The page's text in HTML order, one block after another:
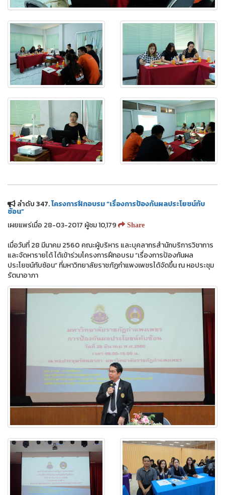
ลำดับ 347.โครงการฝึกอบรม “เรื่องการป้องกันผลประโยชน์ทับ
ซ้อน”
เผยแพร่เมื่อ 28-03-2017 ผู้ชม 10,179
Share
เมื่อวันที่ 28 มีนาคม 2560 คณะผู้บริหาร และบุคลากรสำนักบริการวิชาการ
และจัดหารายได้ ได้เข้าร่วมโครงการฝึกอบรม “เรื่องการป้องกันผล
ประโยชน์ทับซ้อน” ที่มหาวิทยาลัยราชภัฏกำแพงเพชรได้จัดขึ้น ณ หอประชุม
รัตนาอาภา